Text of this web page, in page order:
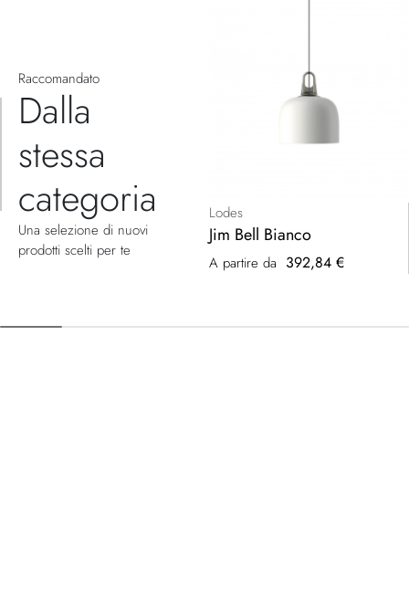
Raccomandato
Dalla
stessa
categoria
Una selezione di nuovi
prodotti scelti per te
Lodes
Jim Bell Bianco
A partire da 392,84 €